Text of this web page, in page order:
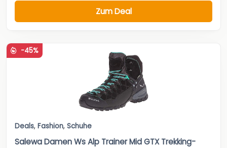
Zum Deal
-45%
Deals, Fashion, Schuhe
Salewa Damen Ws Alp Trainer Mid GTX Trekking-